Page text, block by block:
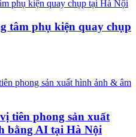
tâm phụ kiện quay chụp
tiên phong sản xuất
bằng AI tại Hà Nội